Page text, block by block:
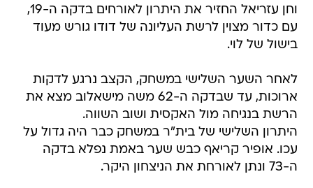
וחן עזריאל החזיר את היתרון לאורחים בדקה ה-19,
עם כדור מצוין לרשת העליונה של דודו גורש מעוד
בישול של לוי.
לאחר השער השלישי במשחק, הקצב נרגע לדקות
ארוכות, עד שבדקה ה-62 משה מישאלוב מצא את
הרשת בנגיחה מול האקסית ושוב השווה.
היתרון השלישי של בית"ר במשחק כבר היה גדול על
עכו. אופיר קריאף כבש שער באמת נפלא בדקה
ה-73 ונתן לאורחת את הניצחון היקר.